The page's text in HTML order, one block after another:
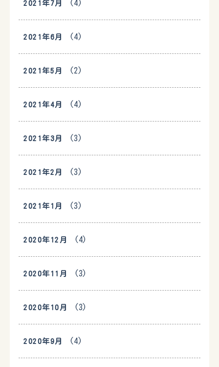
2021年7月 (4)
2021年6月 (4)
2021年5月 (2)
2021年4月 (4)
2021年3月 (3)
2021年2月 (3)
2021年1月 (3)
2020年12月 (4)
2020年11月 (3)
2020年10月 (3)
2020年9月 (4)